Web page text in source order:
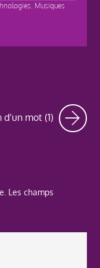
Musiques
mot (1)
Les champs